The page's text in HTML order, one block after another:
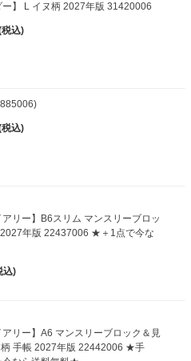
ー】 L イヌ柄 2027年版 31420006
込)
込)
アリー】B6スリム マンスリーブロッ
年版 22437006 ★＋1点で今な
込)
アリー】A6 マンスリーブロック＆見
柄 手帳 2027年版 22442006 ★手